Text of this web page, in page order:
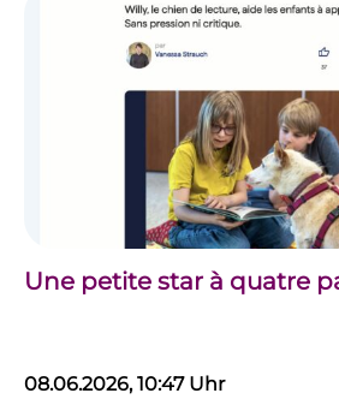
Une petite star à quatre
08.06.2026, 10:47 Uhr